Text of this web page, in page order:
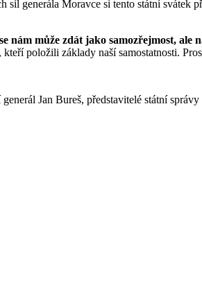
generála Moravce si tento státní svátek
nám může zdát jako samozřejmost,
položili základy naší samostatnosti.
Jan Bureš, představitelé státní